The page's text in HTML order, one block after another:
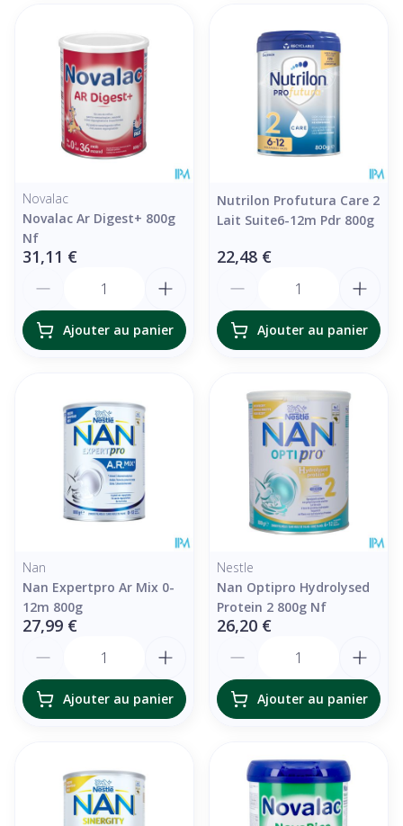
Novalac
Novalac Ar Digest+ 800g
Nf
31,11 €
Ajouter au panier
Nutrilon Profutura Care 2
Lait Suite6-12m Pdr 800g
22,48 €
Ajouter au panier
Nan
Nan Expertpro Ar Mix 0-
12m 800g
27,99 €
Ajouter au panier
Nestle
Nan Optipro Hydrolysed
Protein 2 800g Nf
26,20 €
Ajouter au panier